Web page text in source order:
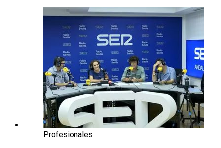
Profesionales